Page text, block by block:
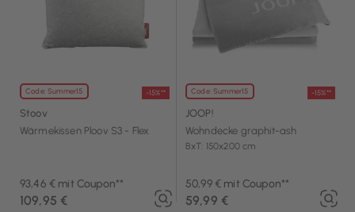
Code: Summer15 -15%**
Stoov
Wärmekissen Ploov S3 - Flex
93,46 € mit Coupon**
109,95 €
Code: Summer15 -15%**
JOOP!
Wohndecke graphit-ash
BxT: 150x200 cm
50,99 € mit Coupon**
59,99 €